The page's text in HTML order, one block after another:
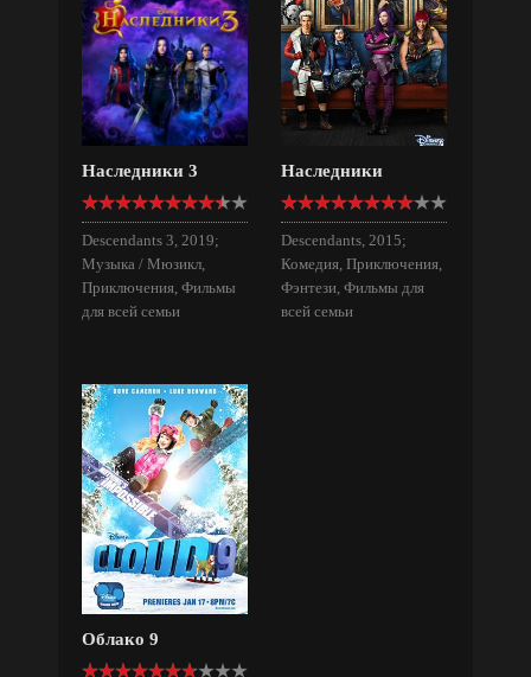
Наследники 3
Descendants 3, 2019;
Музыка / Мюзикл,
Приключения, Фильмы
для всей семьи
Наследники
Descendants, 2015;
Комедия, Приключения,
Фэнтези, Фильмы для
всей семьи
Облако 9